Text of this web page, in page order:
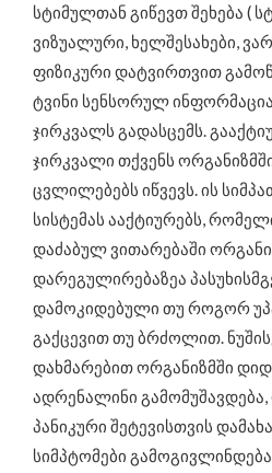
სტიმულთან გიწევთ შეხება (
ვიზუალური, ხელშესახები,
ფიზიკური დატვირთვით
ტვინი სენსორულ
ჯირკვალს გადასცემს.
ჯირკვალი თქვენს
ცვლილებებს იწვევს. ის
სისტემას ააქტიურებს,
დაძაბულ ვითარებაში
დარეგულირებაზეა
დამოკიდებული თუ როგორ
გაქცევით თუ ბრძოლით.
დახმარებით ორგანიზმში
ადრენალინი
პანიკური შეტევისთვის
სიმპტომები